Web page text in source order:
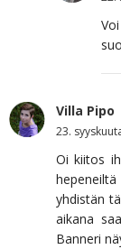
Villa Pipo
23.
Oi kiitos
yhdistän
aikana
Banneri